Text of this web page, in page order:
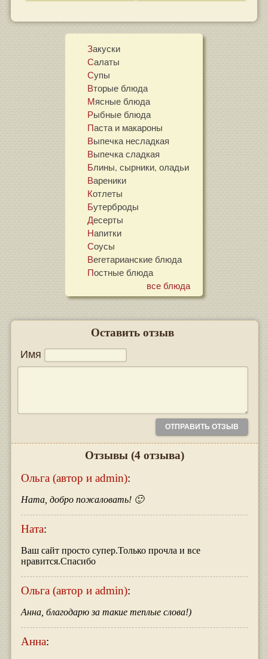
Закуски
Салаты
Супы
Вторые блюда
Мясные блюда
Рыбные блюда
Паста и макароны
Выпечка несладкая
Выпечка сладкая
Блины, сырники, оладьи
Вареники
Котлеты
Бутерброды
Десерты
Напитки
Соусы
Вегетарианские блюда
Постные блюда
все блюда
Оставить отзыв
Имя
Отзывы (4 отзыва)
Ольга (автор и admin):
Ната, добро пожаловать! 🙂
Ната:
Ваш сайт просто супер.Только прочла и все
нравится.Спасибо
Ольга (автор и admin):
Анна, благодарю за такие теплые слова!)
Анна: